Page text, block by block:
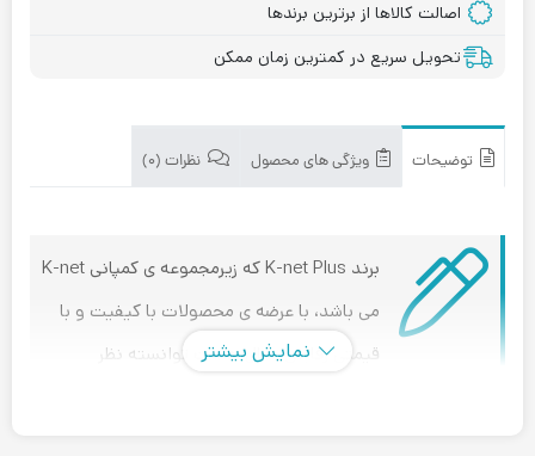
اصالت کالاها از برترین برندها
تحویل سریع در کمترین زمان ممکن
توضیحات ویژگی های محصول نظرات (۰)
برند K-net Plus که زیرمجموعه ی کمپانی K-net
می باشد، با عرضه ی محصولات با کیفیت و با
قیمتی رقابتی، سال هاست توانسته نظر
نمایش بیشتر